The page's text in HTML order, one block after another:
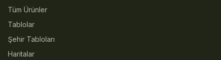
Tüm Ürünler
Tablolar
Şehir Tabloları
Haritalar